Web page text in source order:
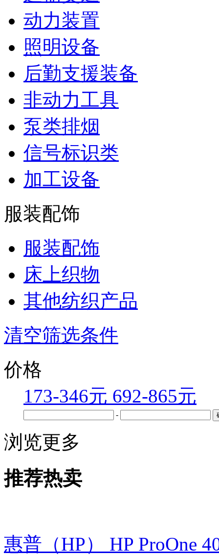
动力装置
照明设备
后勤支援装备
非动力工具
泵类排烟
信号标识类
加工设备
服装配饰
服装配饰
床上织物
其他纺织产品
清空筛选条件
价格
173-346元 692-865元
-
浏览更多
推荐热卖
惠普（HP） HP ProOne